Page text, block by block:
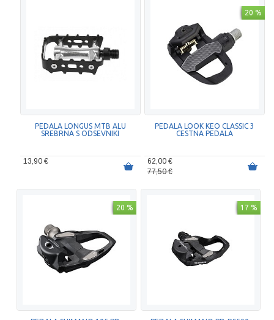
PEDALA LONGUS MTB ALU
SREBRNA S ODSEVNIKI
13,90 €
20 %
PEDALA LOOK KEO CLASSIC 3
CESTNA PEDALA
62,00 €
77,50 €
20 % 17 %